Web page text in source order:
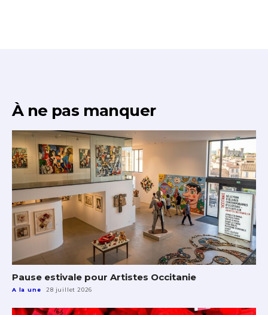
À ne pas manquer
Pause estivale pour Artistes Occitanie
A la une 28 juillet 2026